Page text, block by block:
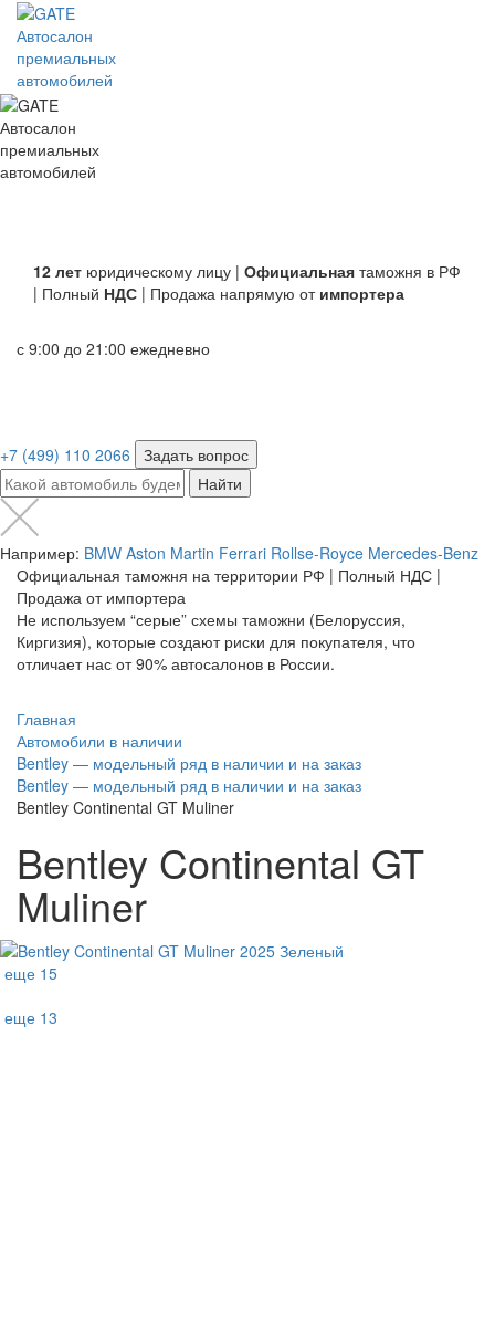
Автосалон
премиальных
автомобилей
Автосалон
премиальных
автомобилей
12 лет юридическому лицу | Официальная таможня в РФ
| Полный НДС | Продажа напрямую от импортера
с 9:00 до 21:00 ежедневно
+7 (499) 110 2066
Задать вопрос
Найти
Например: BMW Aston Martin Ferrari Rollse-Royce Mercedes-Benz
Официальная таможня на территории РФ | Полный НДС |
Продажа от импортера
Не используем “серые” схемы таможни (Белоруссия,
Киргизия), которые создают риски для покупателя, что
отличает нас от 90% автосалонов в России.
Главная
Автомобили в наличии
Bentley — модельный ряд в наличии и на заказ
Bentley — модельный ряд в наличии и на заказ
Bentley Continental GT Muliner
Bentley Continental GT
Muliner
еще 15
еще 13